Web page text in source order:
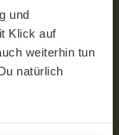
und
Klick auf
weiterhin tun
natürlich
Grüße und
Feiertage,
um 10:22